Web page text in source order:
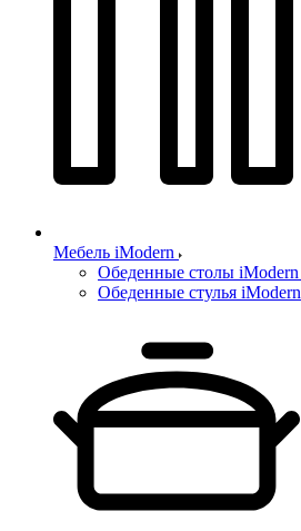
Мебель iModern
Обеденные столы iModern
Обеденные стулья iModern